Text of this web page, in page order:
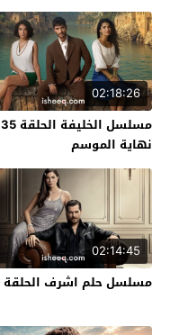
02:18:26
مسلسل الخليفة الحلقة 35
نهاية الموسم
02:14:45
مسلسل حلم اشرف الحلقة 47